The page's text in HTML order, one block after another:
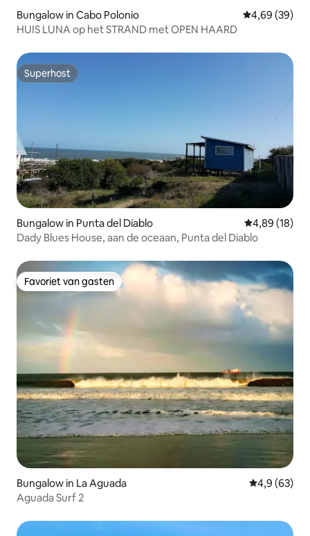
Bungalow in Cabo Polonio Gemiddelde
4,69 (39)
HUIS LUNA op het STRAND met OPEN HAARD
Superhost
Superhost
Bungalow in Punta del Diablo Gemiddelde
4,89 (18)
Dady Blues House, aan de oceaan, Punta del Diablo
Favoriet van gasten
Favoriet van gasten
Bungalow in La Aguada Gemiddelde
4,9 (63)
Aguada Surf 2